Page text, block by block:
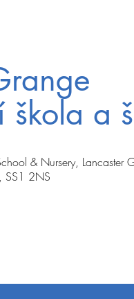
škola a
& Nursery, Lancaster
SS1 2NS